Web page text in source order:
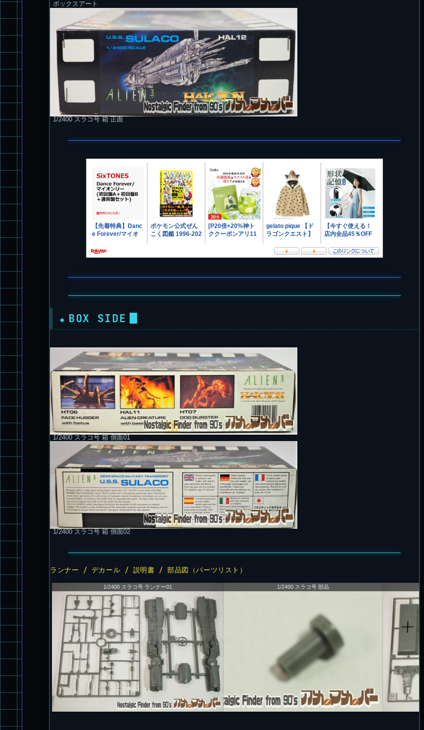
ボックスアート
1/2400 スラコ号 箱 正面
BOX SIDE
1/2400 スラコ号 箱 側面01
1/2400 スラコ号 箱 側面02
ランナー / デカール / 説明書 / 部品図（パーツリスト）
1/2400 スラコ号 ランナー01 1/2400 スラコ号 部品